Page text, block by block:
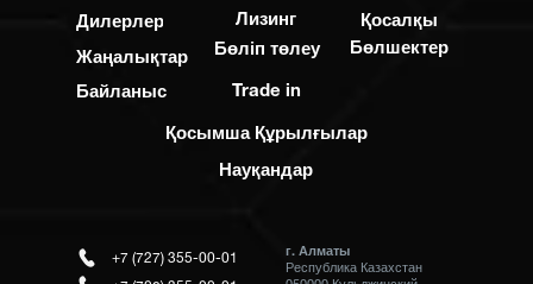
г. Алматы
Республика Казахстан
+7 (727) 355-00-01
Дилерлер
Жаңалықтар
Байланыс
Қосалқы
Бөлшектер
Бөліп төлеу
Лизинг
Trade in
Қосымша Құрылғылар
Науқандар